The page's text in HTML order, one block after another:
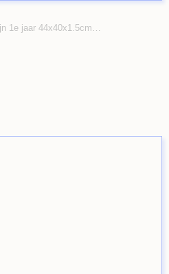
1e jaar 44x40x1.5cm…